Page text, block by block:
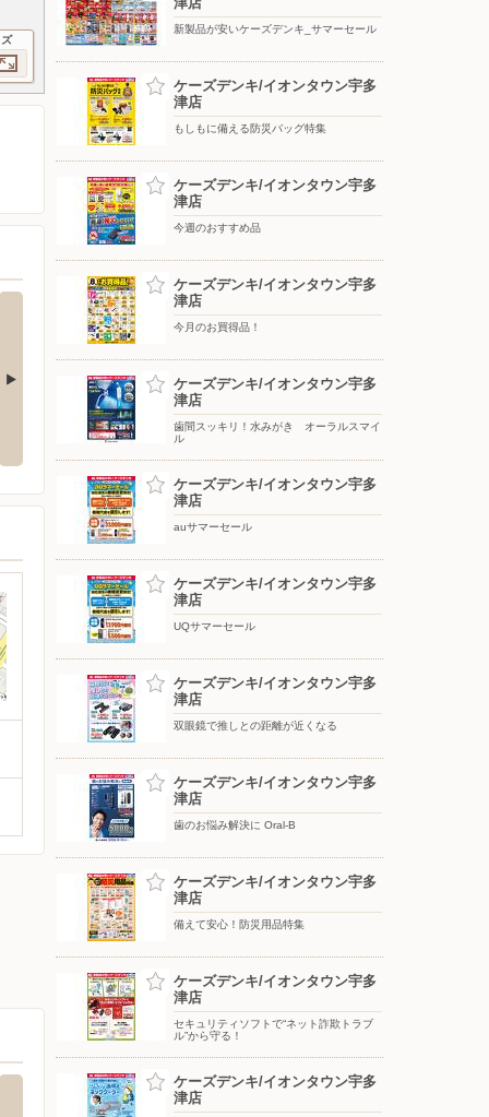
と上質
アーティストの想いに満ちる音。
WF-1000X M6
冷たさ長持ち！トリプルメガアイ
ス
新製品が安いケーズデンキ_サマーセール
ケーズデンキ/イオンタウン宇多
津店
もしもに備える防災バッグ特集
ケーズデンキ/イオンタウン宇多
津店
今週のおすすめ品
ケーズデンキ/イオンタウン宇多
津店
今月のお買得品！
ケーズデンキ/イオンタウン宇多
津店
歯間スッキリ！水みがき オーラルスマイ
ル
ケーズデンキ/イオンタウン宇多
津店
auサマーセール
ケーズデンキ/イオンタウン宇多
津店
UQサマーセール
ケーズデンキ/イオンタウン宇多
津店
双眼鏡で推しとの距離が近くなる
ケーズデンキ/イオンタウン宇多
津店
歯のお悩み解決に Oral-B
ケーズデンキ/イオンタウン宇多
津店
備えて安心！防災用品特集
ケーズデンキ/イオンタウン宇多
津店
セキュリティソフトで“ネット詐欺トラブ
ル”から守る！
ケーズデンキ/イオンタウン宇多
津店